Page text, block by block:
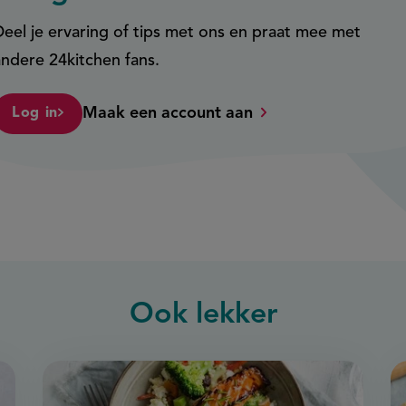
je ervaring of tips met ons en praat mee met
24kitchen fans.
Log in Maak een account aan
Ook lekker